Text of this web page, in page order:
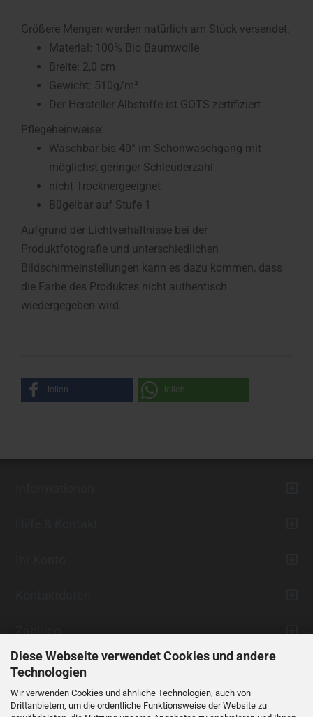
Diese Webseite verwendet Cookies und andere
Technologien
Wir verwenden Cookies und ähnliche Technologien, auch von
Drittanbietern, um die ordentliche Funktionsweise der Website zu
Größere Mengen werden natürlich am Stück versendet.
Material: 100% Bio Baumwolle
Breite: 2,0 cm
Gewicht: 510g/m²
Der Hersteller Albstoffe ist GOTS zertifiziert
Pflegeheinweise:
Waschbar bis 40° im Schonwaschgang mit
möglichst geringer Schleuderzahl
nicht Trocknergeeignet
Bügelbar auf Stufe 1
Aufgrund der Lichtverhältnisse bei der
Produktfotografie und unterschiedlichen
Bildschirmeinstellungen kann es dazu kommen, dass
die Farbe des Produktes nicht authentisch
wiedergegeben wird.
teilen teilen
Zahlung